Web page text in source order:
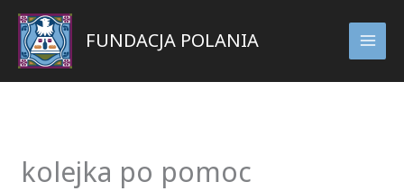
Przejdź
treści
FUNDACJA POLANIA
kolejka po pomoc